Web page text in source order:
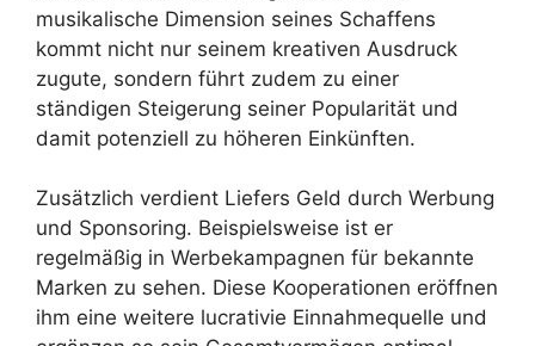
musikalische Dimension seines Schaffens
kommt nicht nur seinem kreativen Ausdruck
zugute, sondern führt zudem zu einer
ständigen Steigerung seiner Popularität und
damit potenziell zu höheren Einkünften.
Zusätzlich verdient Liefers Geld durch Werbung
und Sponsoring. Beispielsweise ist er
regelmäßig in Werbekampagnen für bekannte
Marken zu sehen. Diese Kooperationen eröffnen
ihm eine weitere lucrativie Einnahmequelle und